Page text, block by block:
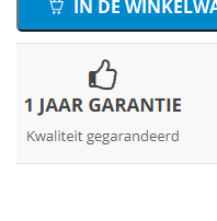
IN DE